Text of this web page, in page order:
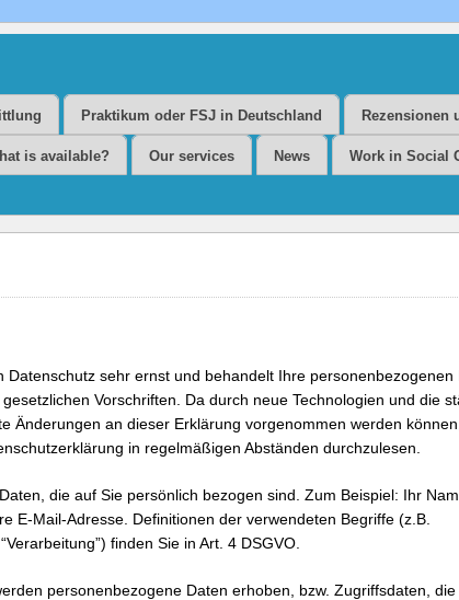
– HR CONSULTING & PERSONALMANAGEMENT
Praktikum oder FSJ in Deutschland Rezensionen
is available? Our services News Work in Social
Datenschutz sehr ernst und behandelt Ihre personenbezogenen
Vorschriften. Da durch neue Technologien und die
Änderungen an dieser Erklärung vorgenommen werden können,
in regelmäßigen Abständen durchzulesen.
die auf Sie persönlich bezogen sind. Zum Beispiel: Ihr
E-Mail-Adresse. Definitionen der verwendeten Begriffe (z.B.
finden Sie in Art. 4 DSGVO.
personenbezogene Daten erhoben, bzw. Zugriffsdaten, die